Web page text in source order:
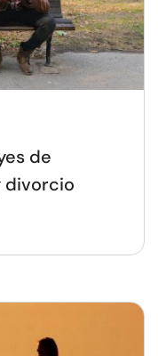
de
divorcio